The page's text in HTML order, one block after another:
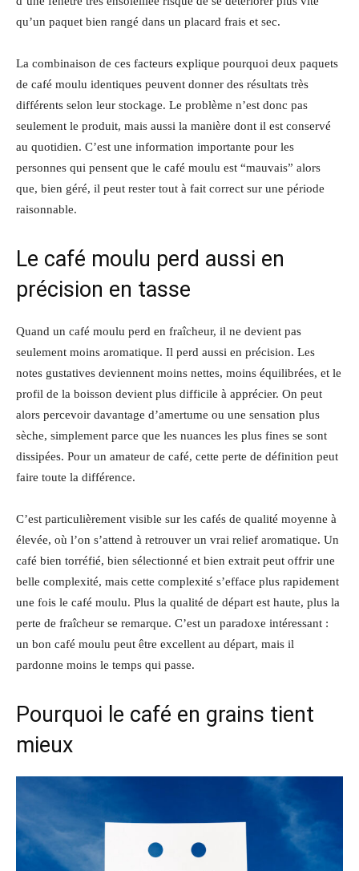
qu’un paquet bien rangé dans un placard frais et sec.
La combinaison de ces facteurs explique pourquoi deux paquets
de café moulu identiques peuvent donner des résultats très
différents selon leur stockage. Le problème n’est donc pas
seulement le produit, mais aussi la manière dont il est conservé
au quotidien. C’est une information importante pour les
personnes qui pensent que le café moulu est “mauvais” alors
que, bien géré, il peut rester tout à fait correct sur une période
raisonnable.
Le café moulu perd aussi en
précision en tasse
Quand un café moulu perd en fraîcheur, il ne devient pas
seulement moins aromatique. Il perd aussi en précision. Les
notes gustatives deviennent moins nettes, moins équilibrées, et le
profil de la boisson devient plus difficile à apprécier. On peut
alors percevoir davantage d’amertume ou une sensation plus
sèche, simplement parce que les nuances les plus fines se sont
dissipées. Pour un amateur de café, cette perte de définition peut
faire toute la différence.
C’est particulièrement visible sur les cafés de qualité moyenne à
élevée, où l’on s’attend à retrouver un vrai relief aromatique. Un
café bien torréfié, bien sélectionné et bien extrait peut offrir une
belle complexité, mais cette complexité s’efface plus rapidement
une fois le café moulu. Plus la qualité de départ est haute, plus la
perte de fraîcheur se remarque. C’est un paradoxe intéressant :
un bon café moulu peut être excellent au départ, mais il
pardonne moins le temps qui passe.
Pourquoi le café en grains tient
mieux